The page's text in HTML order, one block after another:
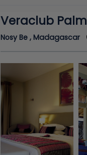
Veraclub
Nosy Be , Madagascar